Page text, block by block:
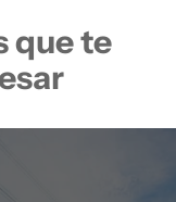
que te